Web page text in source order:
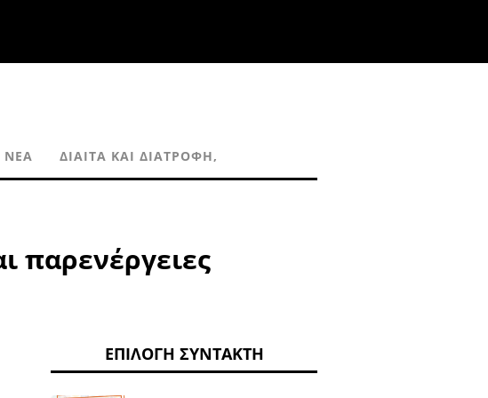
ΝΈΑ ΔΊΑΙΤΑ ΚΑΙ ΔΙΑΤΡΟΦΉ,
παρενέργειες
ΕΠΙΛΟΓΉ ΣΥΝΤΆΚΤΗ